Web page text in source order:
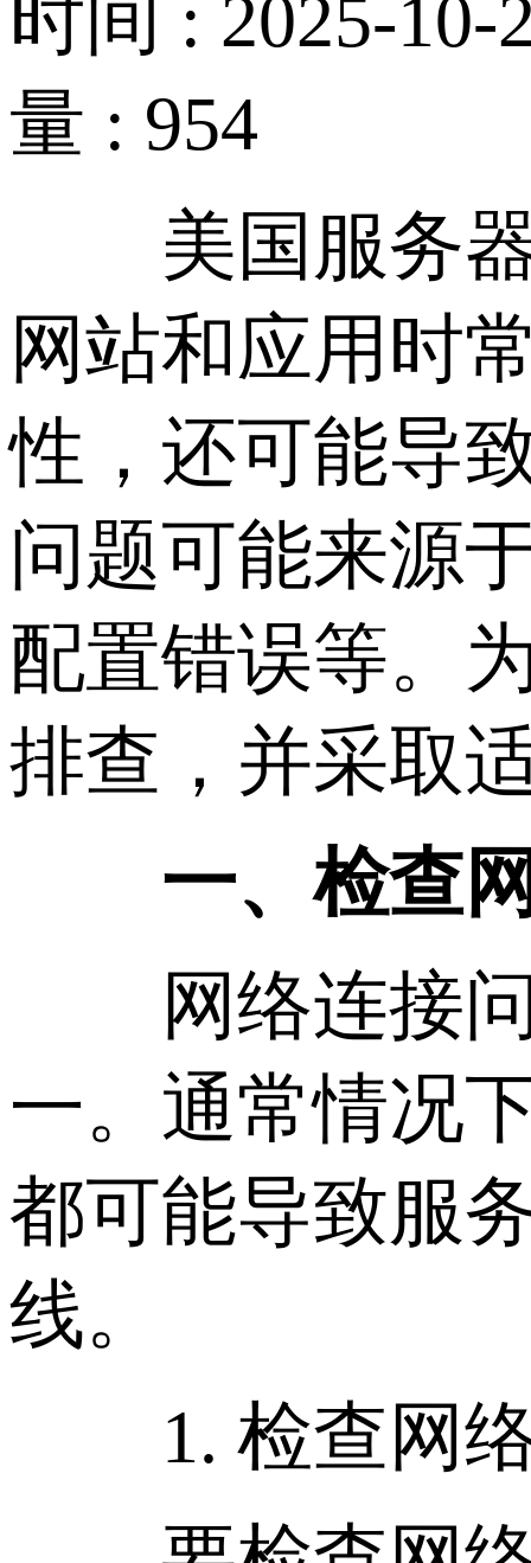
时间 : 2025-10-
量 : 954
美国服务器
网站和应用时
性，还可能导
问题可能来源
配置错误等。
排查，并采取
一、检查网
网络连接问
一。通常情况
都可能导致服
线。
1. 检查网络